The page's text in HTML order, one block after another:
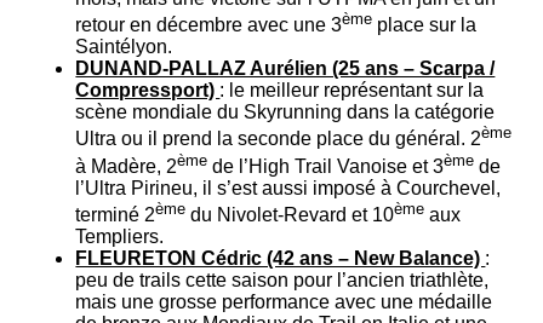
retour en décembre avec une 3ème place sur la
Saintélyon.
DUNAND-PALLAZ Aurélien (25 ans – Scarpa /
Compressport) : le meilleur représentant sur la
scène mondiale du Skyrunning dans la catégorie
Ultra ou il prend la seconde place du général. 2ème
à Madère, 2ème de l’High Trail Vanoise et 3ème de
l’Ultra Pirineu, il s’est aussi imposé à Courchevel,
terminé 2ème du Nivolet-Revard et 10ème aux
Templiers.
FLEURETON Cédric (42 ans – New Balance) :
peu de trails cette saison pour l’ancien triathlète,
mais une grosse performance avec une médaille